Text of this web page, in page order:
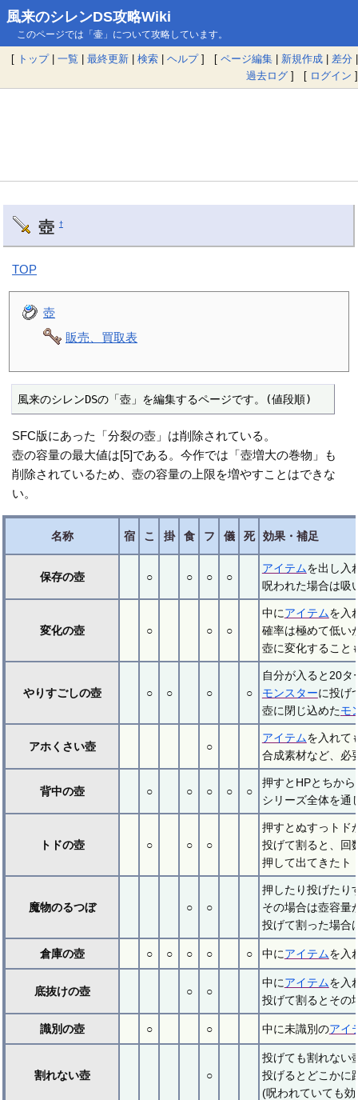
風来のシレンDS攻略Wiki
このページでは「壷」について攻略しています。
[ トップ| 一覧 | 最終更新 | 検索 | ヘルプ] [ ページ編集 | 新規作成 | 差分 |
過去ログ ] [ ログイン ]
壺 †
TOP
壺
販売、買取表
風来のシレンDSの「壺」を編集するページです。(値段順)
SFC版にあった「分裂の壺」は削除されている。
壺の容量の最大値は[5]である。今作では「壺増大の巻物」も
削除されているため、壺の容量の上限を増やすことはできな
い。
名称 宿 こ 掛 食 フ 儀 死 効果・補足
保存の壺 ○ ○ ○ ○
アイテムを出し入
呪われた場合は吸
変化の壺 ○ ○ ○
中にアイテムを入
確率は極めて低い
壺に変化すること
やりすごしの壺 ○ ○ ○ ○
自分が入ると20
モンスターに投げ
壺に閉じ込めたモ
アホくさい壺 ○
アイテムを入れて
合成素材など、必
背中の壺 ○ ○ ○ ○ ○
押すとHPとちか
シリーズ全体を通
トドの壺 ○ ○ ○
押すとぬすっトド
投げて割ると、回
押して出てきたト
魔物のるつぼ ○ ○
押したり投げたり
その場合は壺容量
投げて割った場合
倉庫の壺 ○ ○ ○ ○ ○ 中にアイテムを入
底抜けの壺 ○ ○
中にアイテムを入
投げて割るとその
識別の壺 ○ ○ 中に未識別のアイ
割れない壺 ○
投げても割れない
投げるとどこかに
(呪われていても